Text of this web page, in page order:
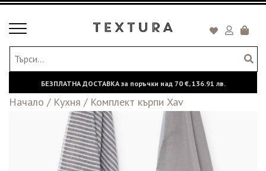
Toggle
БЕЗПЛАТНА ДОСТАВКА за поръчки над 70 €,136.91 лв.
Начало / Кухня / Комплект кърпи Xav